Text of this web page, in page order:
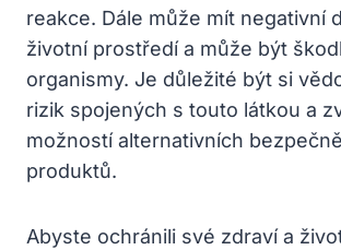
reakce. Dále může mít negativní
životní prostředí a může být
organismy. Je důležité být si
rizik spojených s touto látkou a
možností alternativních
produktů.
Abyste ochránili své zdraví a